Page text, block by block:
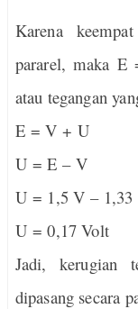
Karena
pararel, maka E
atau tegangan
E = V + U
U = E – V
U = 1,5 V –
U = 0,17 Volt
Jadi, kerugian
dipasang secara